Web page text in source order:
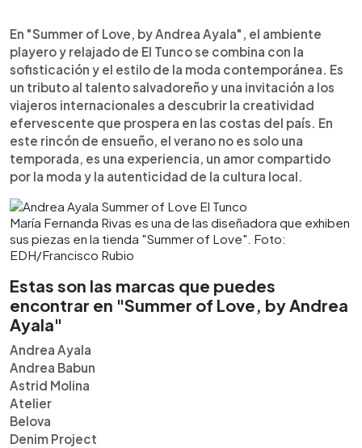
En "Summer of Love, by Andrea Ayala", el ambiente
playero y relajado de El Tunco se combina con la
sofisticación y el estilo de la moda contemporánea. Es
un tributo al talento salvadoreño y una invitación a los
viajeros internacionales a descubrir la creatividad
efervescente que prospera en las costas del país. En
este rincón de ensueño, el verano no es solo una
temporada, es una experiencia, un amor compartido
por la moda y la autenticidad de la cultura local.
María Fernanda Rivas es una de las diseñadora que exhiben
sus piezas en la tienda "Summer of Love". Foto:
EDH/Francisco Rubio
Estas son las marcas que puedes
encontrar en "Summer of Love, by Andrea
Ayala"
Andrea Ayala
Andrea Babun
Astrid Molina
Atelier
Belova
Denim Project